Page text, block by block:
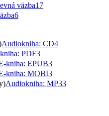
väzba17
6
Audiokniha: CD4
PDF3
kniha: EPUB3
kniha: MOBI3
Audiokniha: MP33